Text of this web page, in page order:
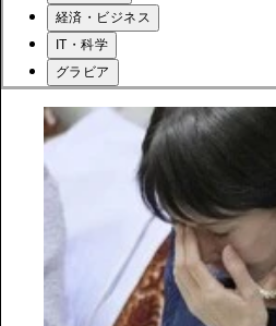
経済・ビジネス
IT・科学
グラビア